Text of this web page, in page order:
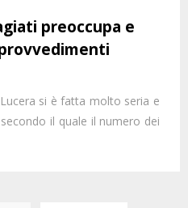
preoccupa e
si è fatta molto seria e
il quale il numero dei